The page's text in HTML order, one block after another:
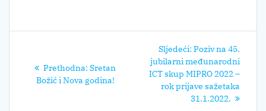
objavaPrethodna: Prethodni
post:
Sretan
Božić i Nova godina!
Sljedeći: Sljedeći
post:
Poziv na 45.
jubilarni međunarodni
ICT skup MIPRO 2022 –
rok prijave sažetaka
31.1.2022.